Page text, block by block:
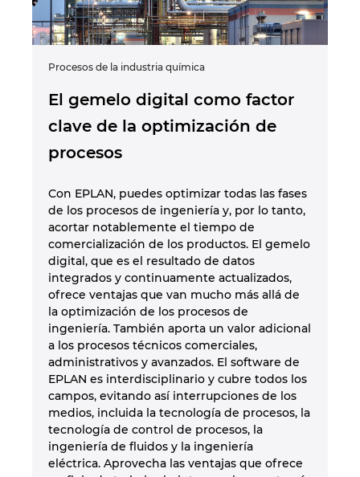
Procesos de la industria química
El gemelo digital como factor
clave de la optimización de
procesos
Con EPLAN, puedes optimizar todas las fases
de los procesos de ingeniería y, por lo tanto,
acortar notablemente el tiempo de
comercialización de los productos. El gemelo
digital, que es el resultado de datos
integrados y continuamente actualizados,
ofrece ventajas que van mucho más allá de
la optimización de los procesos de
ingeniería. También aporta un valor adicional
a los procesos técnicos comerciales,
administrativos y avanzados. El software de
EPLAN es interdisciplinario y cubre todos los
campos, evitando así interrupciones de los
medios, incluida la tecnología de procesos, la
tecnología de control de procesos, la
ingeniería de fluidos y la ingeniería
eléctrica. Aprovecha las ventajas que ofrece